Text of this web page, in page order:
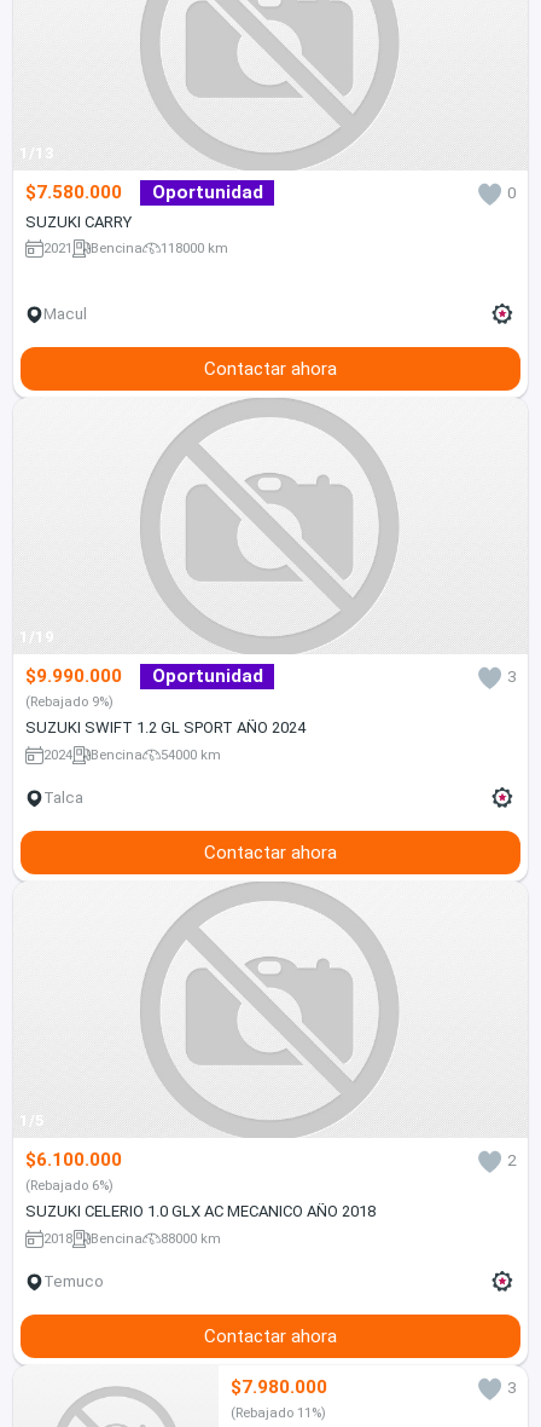
1/13
$7.580.000 Oportunidad
0
SUZUKI CARRY
2021 Bencina 118000 km
Macul
Contactar ahora
1/19
$9.990.000 Oportunidad 3
(Rebajado 9%)
SUZUKI SWIFT 1.2 GL SPORT AÑO 2024
2024 Bencina 54000 km
Talca
Contactar ahora
1/5
$6.100.000 2
(Rebajado 6%)
SUZUKI CELERIO 1.0 GLX AC MECANICO AÑO 2018
2018 Bencina 88000 km
Temuco
Contactar ahora
$7.980.000 3
(Rebajado 11%)